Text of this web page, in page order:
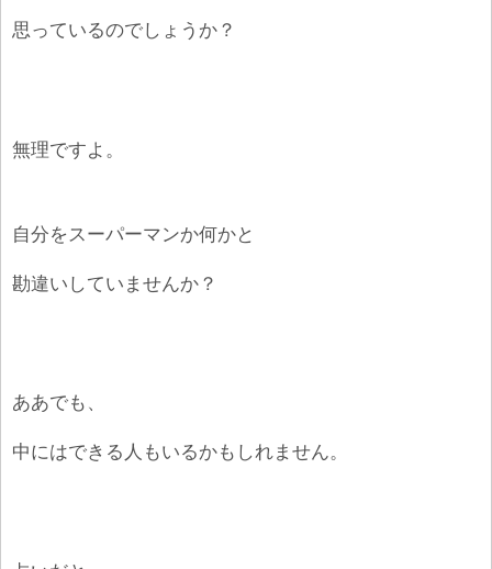
思っているのでしょうか？
無理ですよ。
自分をスーパーマンか何かと
勘違いしていませんか？
ああでも、
中にはできる人もいるかもしれません。